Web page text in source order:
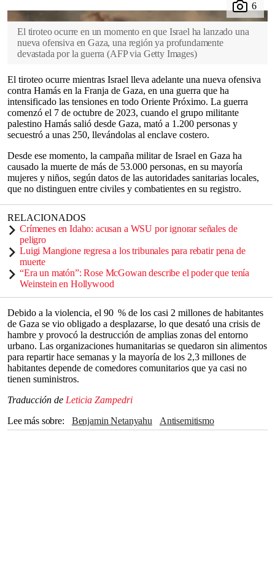
El tiroteo ocurre en un momento en que Israel ha lanzado una
nueva ofensiva en Gaza, una región ya profundamente
devastada por la guerra (AFP via Getty Images)
El tiroteo ocurre mientras Israel lleva adelante una nueva ofensiva
contra Hamás en la Franja de Gaza, en una guerra que ha
intensificado las tensiones en todo Oriente Próximo. La guerra
comenzó el 7 de octubre de 2023, cuando el grupo militante
palestino Hamás salió desde Gaza, mató a 1.200 personas y
secuestró a unas 250, llevándolas al enclave costero.
Desde ese momento, la campaña militar de Israel en Gaza ha
causado la muerte de más de 53.000 personas, en su mayoría
mujeres y niños, según datos de las autoridades sanitarias locales,
que no distinguen entre civiles y combatientes en su registro.
RELACIONADOS
Crímenes en Idaho: acusan a WSU por ignorar señales de
peligro
Luigi Mangione regresa a los tribunales para rebatir pena de
muerte
“Era un matón”: Rose McGowan describe el poder que tenía
Weinstein en Hollywood
Debido a la violencia, el 90 % de los casi 2 millones de habitantes
de Gaza se vio obligado a desplazarse, lo que desató una crisis de
hambre y provocó la destrucción de amplias zonas del entorno
urbano. Las organizaciones humanitarias se quedaron sin alimentos
para repartir hace semanas y la mayoría de los 2,3 millones de
habitantes depende de comedores comunitarios que ya casi no
tienen suministros.
Traducción de Leticia Zampedri
Lee más sobre
Benjamin Netanyahu
antisemitismo